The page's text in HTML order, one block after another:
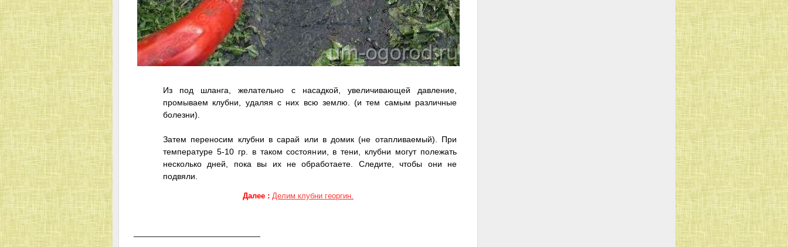
Из под шланга, желательно с насадкой, увеличивающей давление,
промываем клубни, удаляя с них всю землю. (и тем самым различные
болезни).
Затем переносим клубни в сарай или в домик (не отапливаемый). При
температуре 5-10 гр. в таком состоянии, в тени, клубни могут полежать
несколько дней, пока вы их не обработаете. Следите, чтобы они не
подвяли.
Далее : Делим клубни георгин.